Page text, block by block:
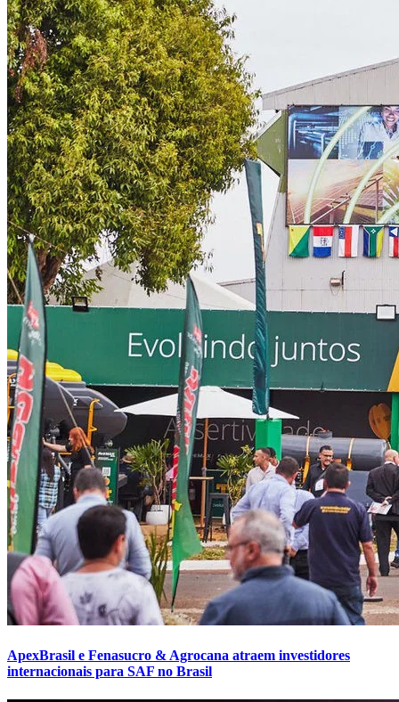
ApexBrasil e Fenasucro & Agrocana atraem investidores
internacionais para SAF no Brasil